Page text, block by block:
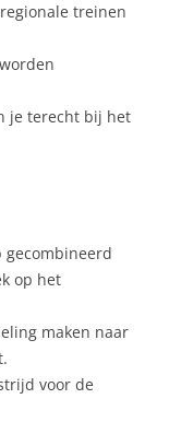
treinen
je terecht bij het
op het
maken naar
voor de